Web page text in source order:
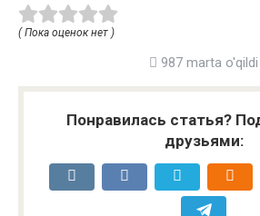
( Пока оценок нет )
987 marta o'qildi
Понравилась статья?
друзьями: